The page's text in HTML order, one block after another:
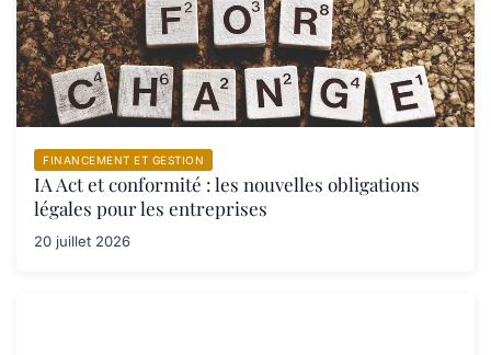
FINANCEMENT ET GESTION
IA Act et conformité : les nouvelles obligations
légales pour les entreprises
20 juillet 2026